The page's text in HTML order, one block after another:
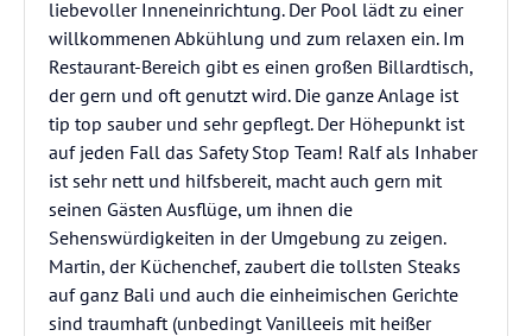
liebevoller Inneneinrichtung. Der Pool lädt zu einer
willkommenen Abkühlung und zum relaxen ein. Im
Restaurant-Bereich gibt es einen großen Billardtisch,
der gern und oft genutzt wird. Die ganze Anlage ist
tip top sauber und sehr gepflegt. Der Höhepunkt ist
auf jeden Fall das Safety Stop Team! Ralf als Inhaber
ist sehr nett und hilfsbereit, macht auch gern mit
seinen Gästen Ausflüge, um ihnen die
Sehenswürdigkeiten in der Umgebung zu zeigen.
Martin, der Küchenchef, zaubert die tollsten Steaks
auf ganz Bali und auch die einheimischen Gerichte
sind traumhaft (unbedingt Vanilleeis mit heißer